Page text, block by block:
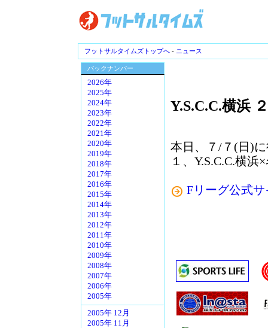
フットサルタイムズトップへ - ニュース
バックナンバー
2026年
2025年
2024年
2023年
2022年
2021年
2020年
2019年
2018年
2017年
2016年
2015年
2014年
2013年
2012年
2011年
2010年
2009年
2008年
2007年
2006年
2005年
2005年 12月
2005年 11月
Y.S.C.C.横浜
本日、７/７(日)
１、Y.S.C.C.横
Fリーグ公式サ